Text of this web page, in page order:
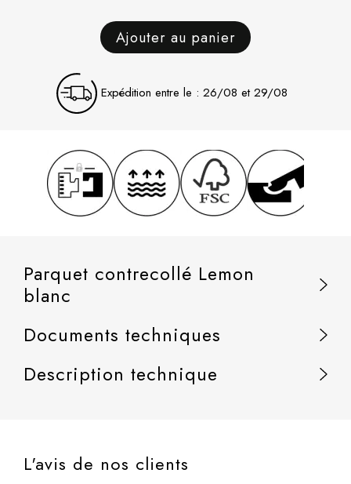
Ajouter au panier
Expédition entre le : 26/08 et 29/08
Parquet contrecollé Lemon
blanc
Documents techniques
Description technique
L'avis de nos clients